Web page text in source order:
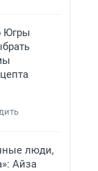
Югры
люди,
Айза